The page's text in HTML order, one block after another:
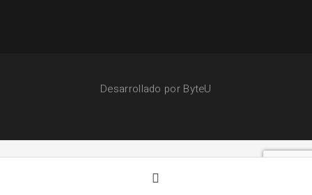
Desarrollado por ByteU